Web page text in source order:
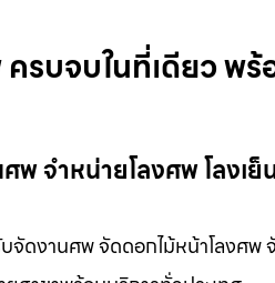
รบจบในที่เดียว พร้
จำหน่ายโลงศพ โลงเย็
จัดงานศพ จัดดอกไม้หน้าโลงศพ